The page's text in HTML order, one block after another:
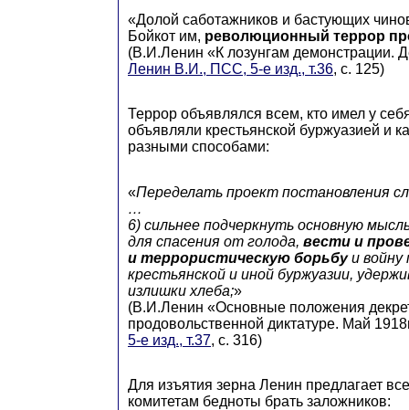
«Долой саботажников и бастующих
Бойкот им, революционный террор
(В.И.Ленин «К лозунгам демонстрации.
Ленин В.И., ПСС, 5-е изд., т.36, с. 125)
Террор объявлялся всем, кто имел у
объявляли крестьянской буржуазией и
разными способами:
«Переделать проект постановления
…
6) сильнее подчеркнуть основную
для спасения от голода, вести и
и террористическую борьбуи войну
крестьянской и иной буржуазии,
излишки хлеба;»
(В.И.Ленин «Основные положения
продовольственной диктатуре. Май
5-е изд., т.37, с. 316)
Для изъятия зерна Ленин предлагает
комитетам бедноты брать заложников: